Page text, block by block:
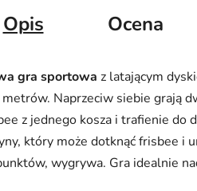
Opis Ocena
gra sportowa z latającym
Naprzeciw siebie grają
z jednego kosza i trafienie do
który może dotknąć frisbee i
wygrywa. Gra idealnie